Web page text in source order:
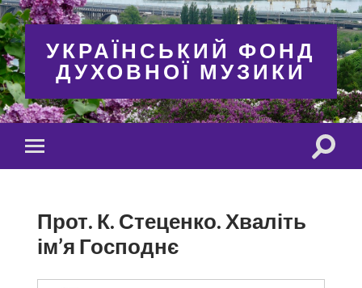
УКРАЇНСЬКИЙ ФОНД
ДУХОВНОЇ МУЗИКИ
Toggle
mobile
Toggle
Прот. К. Стеценко. Хваліть
ім’я Господнє